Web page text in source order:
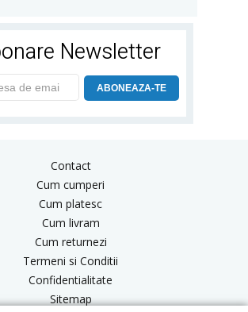
Newsletter
ABONEAZA-TE
Contact
Cum cumperi
Cum platesc
Cum livram
Cum returnezi
Termeni si Conditii
Confidentialitate
Sitemap